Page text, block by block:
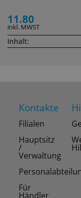
11.80
inkl. MWST
Inhalt:
Kontakte
Filialen
Hauptsitz
/
Verwaltung
Für
Händler